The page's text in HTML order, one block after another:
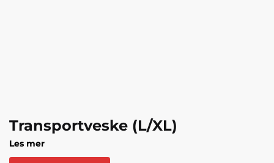
Transportveske (L/XL)
Les mer